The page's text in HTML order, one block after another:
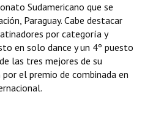
Sudamericano que se
Paraguay. Cabe destacar
por categoría y
en solo dance y un 4º puesto
las tres mejores de su
el premio de combinada en